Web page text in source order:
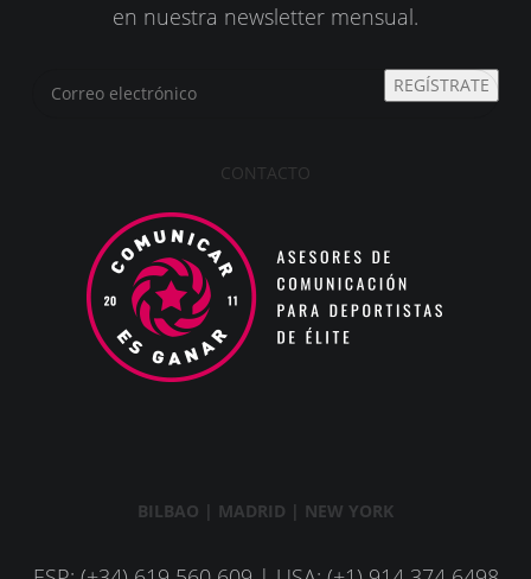
en nuestra newsletter mensual.
REGÍSTRATE
CONTACTO
BILBAO | MADRID | NEW YORK